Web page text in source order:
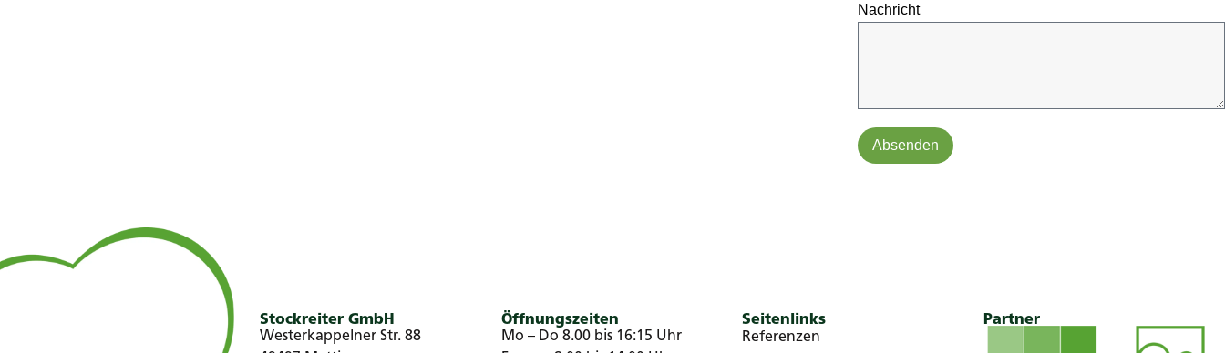
Nachricht
Absenden
Stockreiter GmbH
Westerkappelner Str. 88
Öffnungszeiten
Mo – Do 8.00 bis 16:15 Uhr
Seitenlinks
Referenzen
Partner